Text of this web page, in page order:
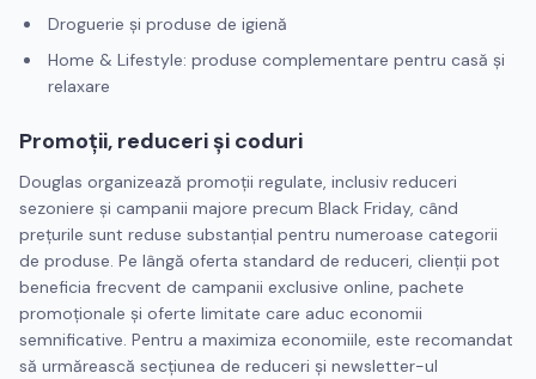
Droguerie și produse de igienă
Home & Lifestyle: produse complementare pentru casă și
relaxare
Promoții, reduceri și coduri
Douglas organizează promoții regulate, inclusiv reduceri
sezoniere și campanii majore precum Black Friday, când
prețurile sunt reduse substanțial pentru numeroase categorii
de produse. Pe lângă oferta standard de reduceri, clienții pot
beneficia frecvent de campanii exclusive online, pachete
promoționale și oferte limitate care aduc economii
semnificative. Pentru a maximiza economiile, este recomandat
să urmărească secțiunea de reduceri și newsletter-ul